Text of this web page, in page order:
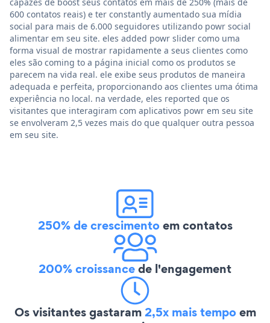
capazes de boost seus contatos em mais de 250% (mais de
600 contatos reais) e ter constantly aumentado sua mídia
social para mais de 6.000 seguidores utilizando powr social
alimentar em seu site. eles added powr slider como uma
forma visual de mostrar rapidamente a seus clientes como
eles são coming to a página inicial como os produtos se
parecem na vida real. ele exibe seus produtos de maneira
adequada e perfeita, proporcionando aos clientes uma ótima
experiência no local. na verdade, eles reported que os
visitantes que interagiram com aplicativos powr em seu site
se envolveram 2,5 vezes mais do que qualquer outra pessoa
em seu site.
250% de crescimentoem contatos
200% croissancede l'engagement
Os visitantes gastaram2,5x mais tempoem